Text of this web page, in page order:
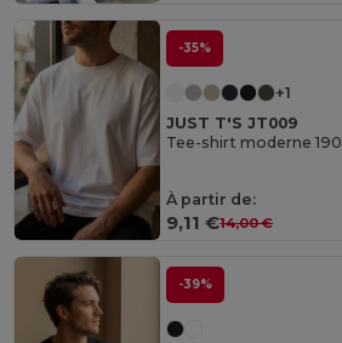
-35%
+1
JUST T'S JT009
Tee-shirt moderne 190
À partir de:
9,11 €14,00 €
-39%